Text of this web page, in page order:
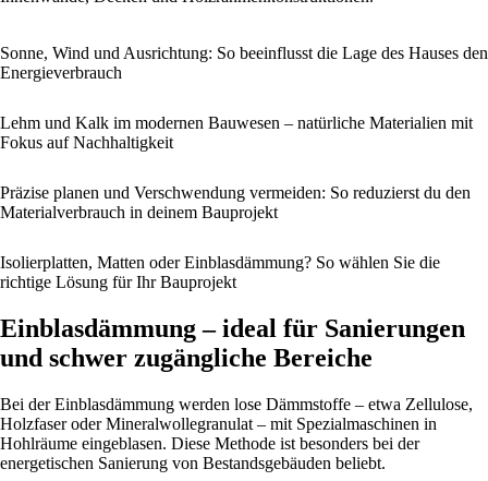
Sonne, Wind und Ausrichtung: So beeinflusst die Lage des Hauses den
Energieverbrauch
Lehm und Kalk im modernen Bauwesen – natürliche Materialien mit
Fokus auf Nachhaltigkeit
Präzise planen und Verschwendung vermeiden: So reduzierst du den
Materialverbrauch in deinem Bauprojekt
Isolierplatten, Matten oder Einblasdämmung? So wählen Sie die
richtige Lösung für Ihr Bauprojekt
Einblasdämmung – ideal für Sanierungen
und schwer zugängliche Bereiche
Bei der Einblasdämmung werden lose Dämmstoffe – etwa Zellulose,
Holzfaser oder Mineralwollegranulat – mit Spezialmaschinen in
Hohlräume eingeblasen. Diese Methode ist besonders bei der
energetischen Sanierung von Bestandsgebäuden beliebt.